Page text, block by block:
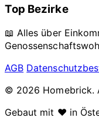
Top Bezirke
📖 Alles über
AGB
© 2026 Homebrick.
Gebaut mit ❤️ in